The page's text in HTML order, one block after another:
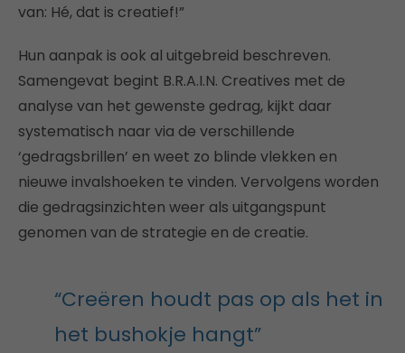
van: Hé, dat is creatief!”
Hun aanpak is ook al uitgebreid beschreven.
Samengevat begint B.R.A.I.N. Creatives met de
analyse van het gewenste gedrag, kijkt daar
systematisch naar via de verschillende
‘gedragsbrillen’ en weet zo blinde vlekken en
nieuwe invalshoeken te vinden. Vervolgens worden
die gedragsinzichten weer als uitgangspunt
genomen van de strategie en de creatie.
“Creëren houdt pas op als het in
het bushokje hangt”